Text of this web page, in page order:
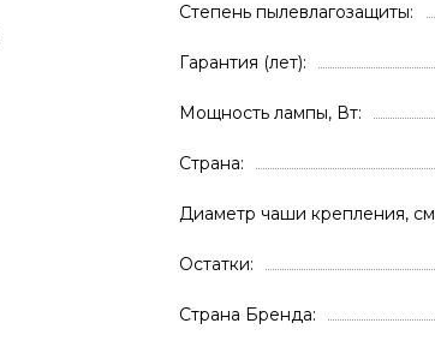
Степень пылевлагозащиты
Гарантия (лет)
Мощность лампы, Вт
Страна
Диаметр чаши крепления, см
Остатки
Страна Бренда